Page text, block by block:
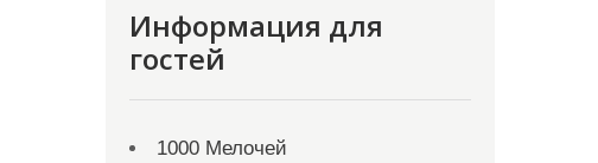
Информация для
гостей
1000 Мелочей